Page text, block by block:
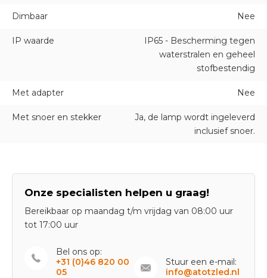
Dimbaar Nee
IP waarde
IP65 - Bescherming tegen
waterstralen en geheel
stofbestendig
Met adapter Nee
Met snoer en stekker
Ja, de lamp wordt ingeleverd
inclusief snoer.
Onze specialisten helpen u graag!
Bereikbaar op maandag t/m vrijdag van 08:00 uur
tot 17:00 uur
Bel ons op:
+31 (0)46 820 00
05
Stuur een e-mail:
info@atotzled.nl